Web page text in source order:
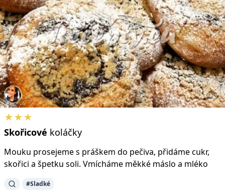
★★★
Skořicové koláčky
Mouku prosejeme s práškem do pečiva, přidáme cukr,
skořici a špetku soli. Vmícháme měkké máslo a mléko
#Sladké